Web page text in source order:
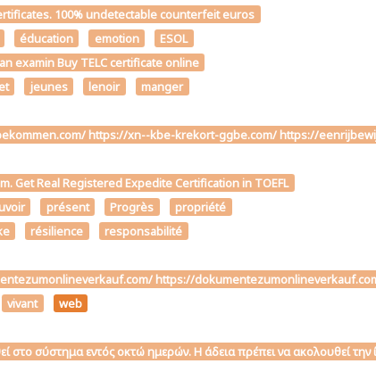
100% undetectable counterfeit euros
éducation emotion
ESOL
examin Buy TELC certificate online
jeunes lenoir
manger
https://xn--kbe-krekort-ggbe.com/ https://
Get Real Registered Expedite Certification in TOEFL
présent Progrès
propriété
résilience
responsabilité
https://
vivant
web
στο σύστημα εντός οκτώ ημερών. Η άδεια πρέπει να